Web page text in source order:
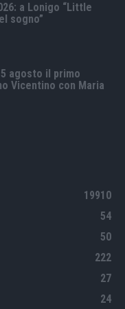
a Lonigo “Little
sogno”
agosto il primo
Vicentino con Maria
19910
54
50
222
27
24